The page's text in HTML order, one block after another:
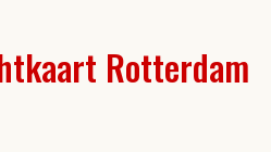
Rotterdam